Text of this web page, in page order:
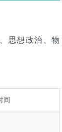
思想政治、物
间